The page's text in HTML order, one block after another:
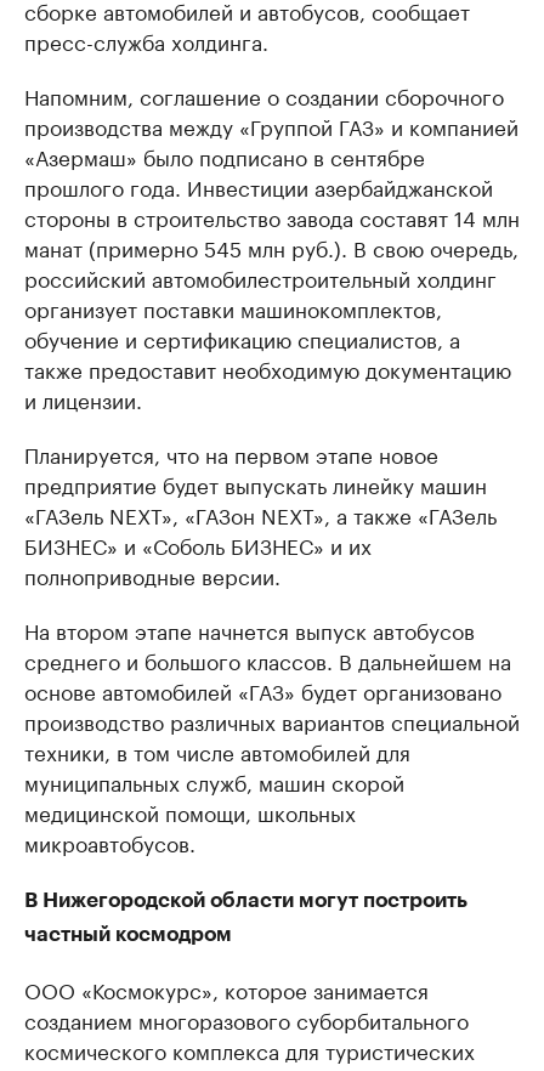
сборке автомобилей и автобусов, сообщает
пресс-служба холдинга.
Напомним, соглашение о создании сборочного
производства между «Группой ГАЗ» и компанией
«Азермаш» было подписано в сентябре
прошлого года. Инвестиции азербайджанской
стороны в строительство завода составят 14 млн
манат (примерно 545 млн руб.). В свою очередь,
российский автомобилестроительный холдинг
организует поставки машинокомплектов,
обучение и сертификацию специалистов, а
также предоставит необходимую документацию
и лицензии.
Планируется, что на первом этапе новое
предприятие будет выпускать линейку машин
«ГАЗель NEXT», «ГАЗон NEXT», а также «ГАЗель
БИЗНЕС» и «Соболь БИЗНЕС» и их
полноприводные версии.
На втором этапе начнется выпуск автобусов
среднего и большого классов. В дальнейшем на
основе автомобилей «ГАЗ» будет организовано
производство различных вариантов специальной
техники, в том числе автомобилей для
муниципальных служб, машин скорой
медицинской помощи, школьных
микроавтобусов.
В Нижегородской области могут построить
частный космодром
ООО «Космокурс», которое занимается
созданием многоразового суборбитального
космического комплекса для туристических